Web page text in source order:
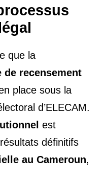
que la
recensement
place sous la
d’ELECAM.
est
définitifs
au Cameroun,